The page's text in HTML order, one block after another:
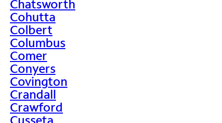
Chatsworth
Cohutta
Colbert
Columbus
Comer
Conyers
Covington
Crandall
Crawford
Cusseta